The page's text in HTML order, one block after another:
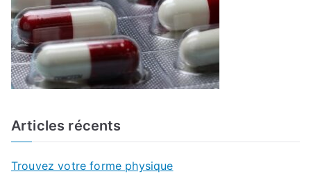
Articles récents
Trouvez votre forme physique